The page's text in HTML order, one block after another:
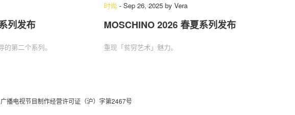
列发布
第二个系列。
时尚 - Sep 26, 2025 by Vera
MOSCHINO 2026 春夏系列发布
重现「贫穷艺术」魅力。
播电视节目制作经营许可证（沪）字第2467号